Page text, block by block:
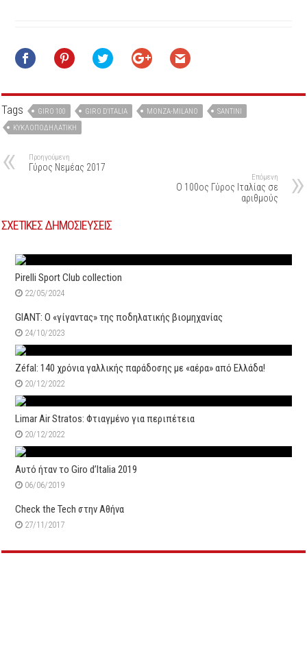
Tags GIRO 100 GIRO D'ITALIA MONZA-MILANO
SANTINI
ΚΥΚΛΟΠΟΔΗΛΑΤΙΚΉ
Προηγούμενη
Γύρος Νεμέας 2017
Επόμενη
O 100ος Γύρος Ιταλίας σε
αριθμούς
ΣΧΕΤΙΚΕΣ ΔΗΜΟΣΙΕΥΣΕΙΣ
Pirelli Sport Club collection
22/05/2024
GIANT: Ο «γίγαντας» της ποδηλατικής βιομηχανίας
24/10/2023
Zéfal: 140 χρόνια γαλλικής παράδοσης με «αέρα» από Ελλάδα!
20/12/2022
Limar Air Stratos: Φτιαγμένο για περιπέτεια
20/12/2022
Αυτό ήταν το Giro d’Italia 2019
06/06/2019
Check the Tech στην Αθήνα
27/11/2017